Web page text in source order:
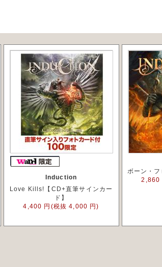
Induction
Love Kills!【CD+直筆サインカー
ド】
4,400 円(税抜 4,000 円)
ボーン・フ
2,860